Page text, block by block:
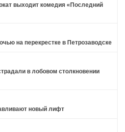
выходит комедия «Последний
на перекрестке в Петрозаводске
в лобовом столкновении
новый лифт